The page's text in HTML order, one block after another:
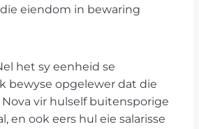
eiendom in bewaring
het sy eenheid se
bewyse opgelewer dat die
Nova vir hulself buitensporige
en ook eers hul eie salarisse